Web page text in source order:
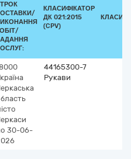
КЛАСИФІКАТОР
ДК 021:2015
(CPV)
30-06-
44165300-7
Рукави